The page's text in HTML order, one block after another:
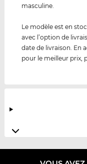
masculine.
Le modèle est en
avec l’option de
date de livraison. En
pour le meilleur prix,